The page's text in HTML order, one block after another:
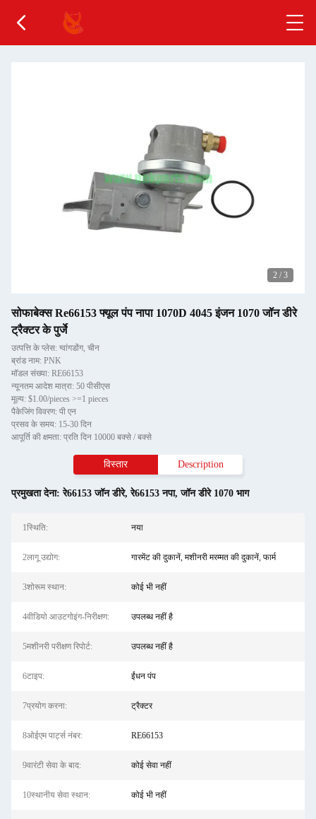
2 / 3
सोफाबेक्स Re66153 फ्यूल पंप नापा 1070D 4045 इंजन 1070 जॉन डीरे
ट्रैक्टर के पुर्जे
उत्पत्ति के प्लेस: ग्वांगडोंग, चीन
ब्रांड नाम: PNK
मॉडल संख्या: RE66153
न्यूनतम आदेश मात्रा: 50 पीसीएस
मूल्य: $1.00/pieces >=1 pieces
पैकेजिंग विवरण: पी एन
प्रसव के समय: 15-30 दिन
आपूर्ति की क्षमता: प्रति दिन 10000 बक्से / बक्से
विस्तार Description
प्रमुखता देना:रे66153 जॉन डीरे,रे66153 नपा,जॉन डीरे 1070 भाग
1स्थि‍ति: नया
2लागू उद्योग: गारमेंट की दुकानें, मशीनरी मरम्मत की दुकानें, फार्म
3शोरूम स्थान: कोई भी नहीं
4वीडियो आउटगोइंग-निरीक्षण: उपलब्ध नहीं है
5मशीनरी परीक्षण रिपोर्ट: उपलब्ध नहीं है
6टाइप: ईंधन पंप
7प्रयोग करना: ट्रैक्टर
8ओईएम पार्ट्स नंबर: RE66153
9वारंटी सेवा के बाद: कोई सेवा नहीं
10स्थानीय सेवा स्थान: कोई भी नहीं